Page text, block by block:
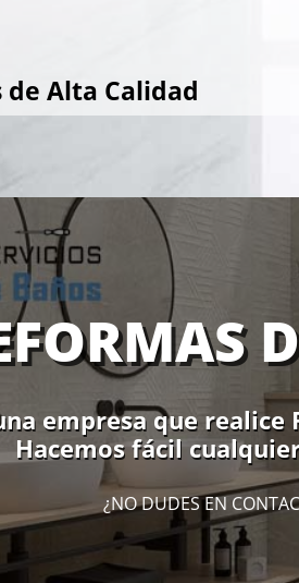
de Alta Calidad
empresa que
Hacemos fácil
¿NO DUDES EN